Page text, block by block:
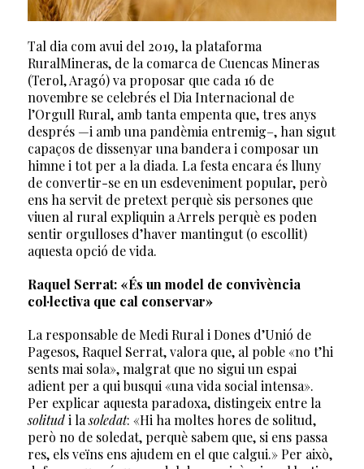
Tal dia com avui del 2019, la plataforma
RuralMineras, de la comarca de Cuencas Mineras
(Terol, Aragó) va proposar que cada 16 de
novembre se celebrés el Dia Internacional de
l’Orgull Rural, amb tanta empenta que, tres anys
després —i amb una pandèmia entremig–, han sigut
capaços de dissenyar una bandera i composar un
himne i tot per a la diada. La festa encara és lluny
de convertir-se en un esdeveniment popular, però
ens ha servit de pretext perquè sis persones que
viuen al rural expliquin a Arrels perquè es poden
sentir orgulloses d’haver mantingut (o escollit)
aquesta opció de vida.
Raquel Serrat: «És un model de convivència
col·lectiva que cal conservar»
La responsable de Medi Rural i Dones d’Unió de
Pagesos, Raquel Serrat, valora que, al poble «no t’hi
sents mai sola», malgrat que no sigui un espai
adient per a qui busqui «una vida social intensa».
Per explicar aquesta paradoxa, distingeix entre la
solitudi lasoledat: «Hi ha moltes hores de solitud,
però no de soledat, perquè sabem que, si ens passa
res, els veïns ens ajudem en el que calgui.» Per això,